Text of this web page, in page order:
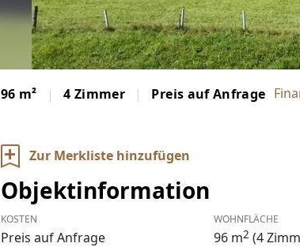
96 m² 4 Zimmer Preis auf Anfrage
Zur Merkliste hinzufügen
Objektinformation
KOSTEN
Preis auf Anfrage
WOHNFLÄCHE
96 m2 (4